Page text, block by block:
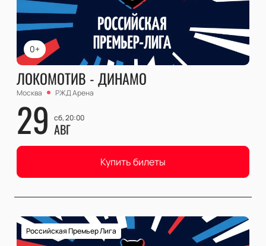
0+
ЛОКОМОТИВ - ДИНАМО
Москва РЖД Арена
29 сб, 20:00
АВГ
Купить билеты
Российская Премьер Лига